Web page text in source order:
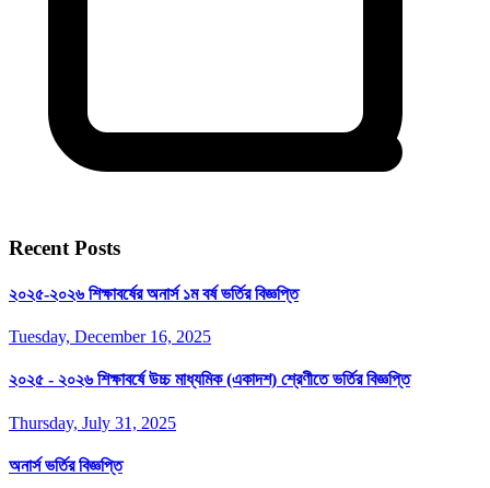
Recent Posts
২০২৫-২০২৬ শিক্ষাবর্ষের অনার্স ১ম বর্ষ ভর্তির বিজ্ঞপ্তি
Tuesday, December 16, 2025
২০২৫ - ২০২৬ শিক্ষাবর্ষে উচ্চ মাধ্যমিক (একাদশ) শ্রেণীতে ভর্তির বিজ্ঞপ্তি
Thursday, July 31, 2025
অনার্স ভর্তির বিজ্ঞপ্তি